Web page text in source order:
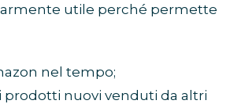
utile perché permette
nel tempo;
prodotti nuovi venduti da altri